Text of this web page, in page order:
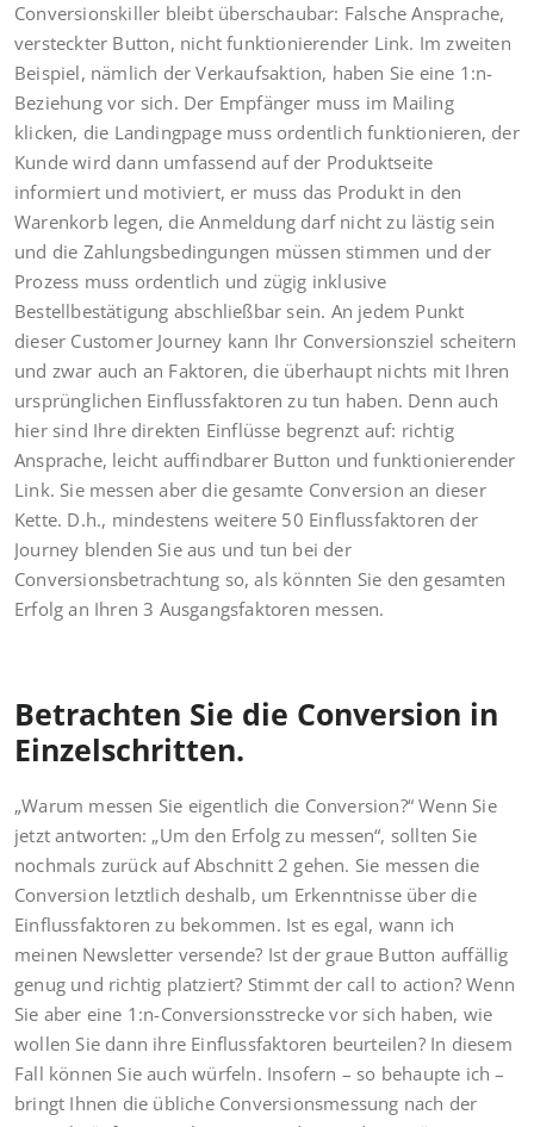
Conversionskiller bleibt überschaubar: Falsche Ansprache,
versteckter Button, nicht funktionierender Link. Im zweiten
Beispiel, nämlich der Verkaufsaktion, haben Sie eine 1:n-
Beziehung vor sich. Der Empfänger muss im Mailing
klicken, die Landingpage muss ordentlich funktionieren, der
Kunde wird dann umfassend auf der Produktseite
informiert und motiviert, er muss das Produkt in den
Warenkorb legen, die Anmeldung darf nicht zu lästig sein
und die Zahlungsbedingungen müssen stimmen und der
Prozess muss ordentlich und zügig inklusive
Bestellbestätigung abschließbar sein. An jedem Punkt
dieser Customer Journey kann Ihr Conversionsziel scheitern
und zwar auch an Faktoren, die überhaupt nichts mit Ihren
ursprünglichen Einflussfaktoren zu tun haben. Denn auch
hier sind Ihre direkten Einflüsse begrenzt auf: richtig
Ansprache, leicht auffindbarer Button und funktionierender
Link. Sie messen aber die gesamte Conversion an dieser
Kette. D.h., mindestens weitere 50 Einflussfaktoren der
Journey blenden Sie aus und tun bei der
Conversionsbetrachtung so, als könnten Sie den gesamten
Erfolg an Ihren 3 Ausgangsfaktoren messen.
Betrachten Sie die Conversion in
Einzelschritten.
„Warum messen Sie eigentlich die Conversion?“ Wenn Sie
jetzt antworten: „Um den Erfolg zu messen“, sollten Sie
nochmals zurück auf Abschnitt 2 gehen. Sie messen die
Conversion letztlich deshalb, um Erkenntnisse über die
Einflussfaktoren zu bekommen. Ist es egal, wann ich
meinen Newsletter versende? Ist der graue Button auffällig
genug und richtig platziert? Stimmt der call to action? Wenn
Sie aber eine 1:n-Conversionsstrecke vor sich haben, wie
wollen Sie dann ihre Einflussfaktoren beurteilen? In diesem
Fall können Sie auch würfeln. Insofern – so behaupte ich –
bringt Ihnen die übliche Conversionsmessung nach der